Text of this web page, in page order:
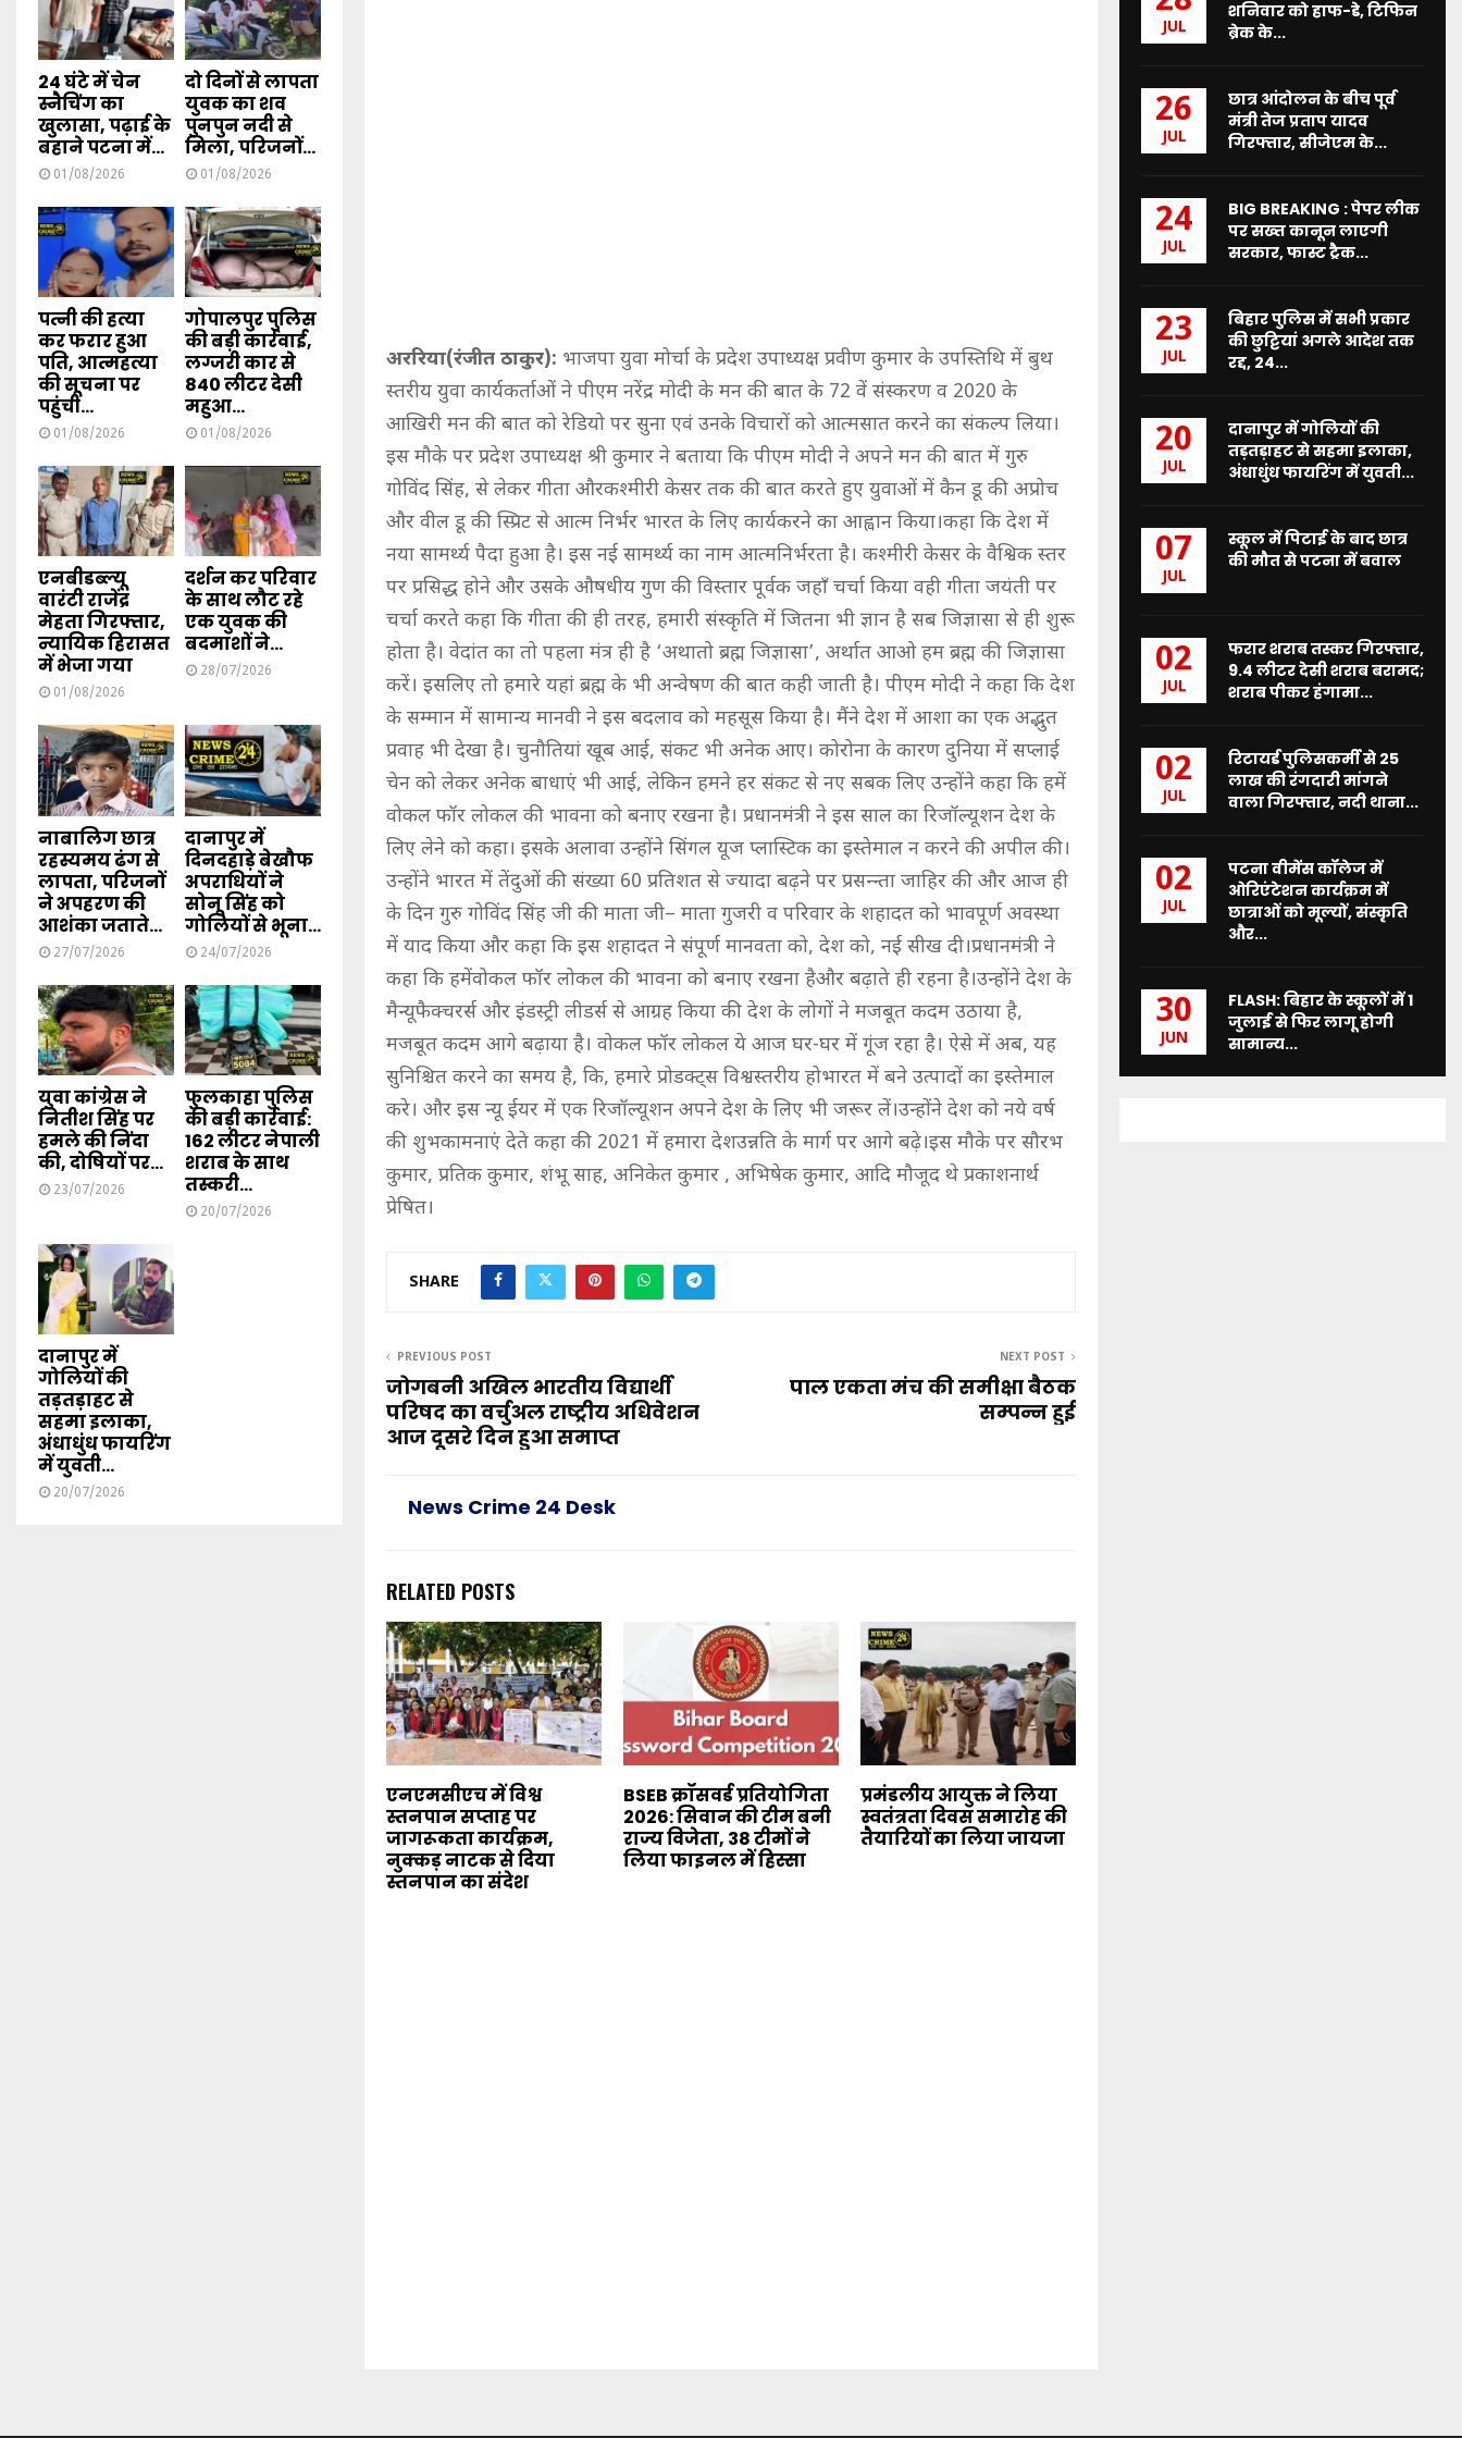
अररिया(रंजीत ठाकुर): भाजपा युवा मोर्चा के प्रदेश उपाध्यक्ष प्रवीण कुमार के उपस्तिथि में बुथ
स्तरीय युवा कार्यकर्ताओं ने पीएम नरेंद्र मोदी के मन की बात के 72 वें संस्करण व 2020 के
आखिरी मन की बात को रेडियो पर सुना एवं उनके विचारों को आत्मसात करने का संकल्प लिया।
इस मौके पर प्रदेश उपाध्यक्ष श्री कुमार ने बताया कि पीएम मोदी ने अपने मन की बात में गुरु
गोविंद सिंह, से लेकर गीता औरकश्मीरी केसर तक की बात करते हुए युवाओं में कैन डू की अप्रोच
और वील डू की स्प्रिट से आत्म निर्भर भारत के लिए कार्यकरने का आह्वान किया।कहा कि देश में
नया सामर्थ्य पैदा हुआ है। इस नई सामर्थ्य का नाम आत्मनिर्भरता है। कश्मीरी केसर के वैश्विक स्तर
पर प्रसिद्ध होने और उसके औषधीय गुण की विस्तार पूर्वक जहाँ चर्चा किया वही गीता जयंती पर
चर्चा करते कहा कि गीता की ही तरह, हमारी संस्कृति में जितना भी ज्ञान है सब जिज्ञासा से ही शुरू
होता है। वेदांत का तो पहला मंत्र ही है ‘अथातो ब्रह्म जिज्ञासा’, अर्थात आओ हम ब्रह्म की जिज्ञासा
करें। इसलिए तो हमारे यहां ब्रह्म के भी अन्वेषण की बात कही जाती है। पीएम मोदी ने कहा कि देश
के सम्मान में सामान्य मानवी ने इस बदलाव को महसूस किया है। मैंने देश में आशा का एक अद्भुत
प्रवाह भी देखा है। चुनौतियां खूब आई, संकट भी अनेक आए। कोरोना के कारण दुनिया में सप्लाई
चेन को लेकर अनेक बाधाएं भी आई, लेकिन हमने हर संकट से नए सबक लिए उन्होंने कहा कि हमें
वोकल फॉर लोकल की भावना को बनाए रखना है। प्रधानमंत्री ने इस साल का रिजॉल्यूशन देश के
लिए लेने को कहा। इसके अलावा उन्होंने सिंगल यूज प्लास्टिक का इस्तेमाल न करने की अपील की।
उन्होंने भारत में तेंदुओं की संख्या 60 प्रतिशत से ज्यादा बढ़ने पर प्रसन्न्ता जाहिर की और आज ही
के दिन गुरु गोविंद सिंह जी की माता जी– माता गुजरी व परिवार के शहादत को भावपूर्ण अवस्था
में याद किया और कहा कि इस शहादत ने संपूर्ण मानवता को, देश को, नई सीख दी।प्रधानमंत्री ने
कहा कि हमेंवोकल फॉर लोकल की भावना को बनाए रखना हैऔर बढ़ाते ही रहना है।उन्होंने देश के
मैन्यूफैक्चरर्स और इंडस्ट्री लीडर्स से आग्रह किया की देश के लोगों ने मजबूत कदम उठाया है,
मजबूत कदम आगे बढ़ाया है। वोकल फॉर लोकल ये आज घर-घर में गूंज रहा है। ऐसे में अब, यह
सुनिश्चित करने का समय है, कि, हमारे प्रोडक्ट्स विश्वस्तरीय होभारत में बने उत्पादों का इस्तेमाल
करे। और इस न्यू ईयर में एक रिजॉल्यूशन अपने देश के लिए भी जरूर लें।उन्होंने देश को नये वर्ष
की शुभकामनाएं देते कहा की 2021 में हमारा देशउन्नति के मार्ग पर आगे बढ़े।इस मौके पर सौरभ
कुमार, प्रतिक कुमार, शंभू साह, अनिकेत कुमार , अभिषेक कुमार, आदि मौजूद थे प्रकाशनार्थ
प्रेषित।
SHARE
PREVIOUS POST
जोगबनी अखिल भारतीय विद्यार्थी
परिषद का वर्चुअल राष्ट्रीय अधिवेशन
आज दूसरे दिन हुआ समाप्त
NEXT POST
पाल एकता मंच की समीक्षा बैठक
सम्पन्न हुई
News Crime 24 Desk
RELATED POSTS
एनएमसीएच में विश्व
स्तनपान सप्ताह पर
जागरूकता कार्यक्रम,
नुक्कड़ नाटक से दिया
स्तनपान का संदेश
BSEB क्रॉसवर्ड प्रतियोगिता
2026: सिवान की टीम बनी
राज्य विजेता, 38 टीमों ने
लिया फाइनल में हिस्सा
प्रमंडलीय आयुक्त ने लिया
स्वतंत्रता दिवस समारोह की
तैयारियों का लिया जायजा
24 घंटे में चेन
स्नैचिंग का
खुलासा, पढ़ाई के
बहाने पटना में...
01/08/2026
दो दिनों से लापता
युवक का शव
पुनपुन नदी से
मिला, परिजनों...
01/08/2026
पत्नी की हत्या
कर फरार हुआ
पति, आत्महत्या
की सूचना पर
पहुंची...
01/08/2026
गोपालपुर पुलिस
की बड़ी कार्रवाई,
लग्जरी कार से
840 लीटर देसी
महुआ...
01/08/2026
एनबीडब्ल्यू
वारंटी राजेंद्र
मेहता गिरफ्तार,
न्यायिक हिरासत
में भेजा गया
01/08/2026
दर्शन कर परिवार
के साथ लौट रहे
एक युवक की
बदमाशों ने...
28/07/2026
नाबालिग छात्र
रहस्यमय ढंग से
लापता, परिजनों
ने अपहरण की
आशंका जताते...
27/07/2026
दानापुर में
दिनदहाड़े बेखौफ
अपराधियों ने
सोनू सिंह को
गोलियों से भूना...
24/07/2026
युवा कांग्रेस ने
नितीश सिंह पर
हमले की निंदा
की, दोषियों पर...
23/07/2026
फुलकाहा पुलिस
की बड़ी कार्रवाई:
162 लीटर नेपाली
शराब के साथ
तस्करी...
20/07/2026
दानापुर में
गोलियों की
तड़तड़ाहट से
सहमा इलाका,
अंधाधुंध फायरिंग
में युवती...
20/07/2026
JUL
शनिवार को हाफ-डे, टिफिन
ब्रेक के...
26
JUL
छात्र आंदोलन के बीच पूर्व
मंत्री तेज प्रताप यादव
गिरफ्तार, सीजेएम के...
24
JUL
BIG BREAKING : पेपर लीक
पर सख्त कानून लाएगी
सरकार, फास्ट ट्रैक...
23
JUL
बिहार पुलिस में सभी प्रकार
की छुट्टियां अगले आदेश तक
रद्द, 24...
20
JUL
दानापुर में गोलियों की
तड़तड़ाहट से सहमा इलाका,
अंधाधुंध फायरिंग में युवती...
07
JUL
स्कूल में पिटाई के बाद छात्र
की मौत से पटना में बवाल
02
JUL
फरार शराब तस्कर गिरफ्तार,
9.4 लीटर देसी शराब बरामद;
शराब पीकर हंगामा...
02
JUL
रिटायर्ड पुलिसकर्मी से 25
लाख की रंगदारी मांगने
वाला गिरफ्तार, नदी थाना...
02
JUL
पटना वीमेंस कॉलेज में
ओरिएंटेशन कार्यक्रम में
छात्राओं को मूल्यों, संस्कृति
और...
30
JUN
FLASH: बिहार के स्कूलों में 1
जुलाई से फिर लागू होगी
सामान्य...